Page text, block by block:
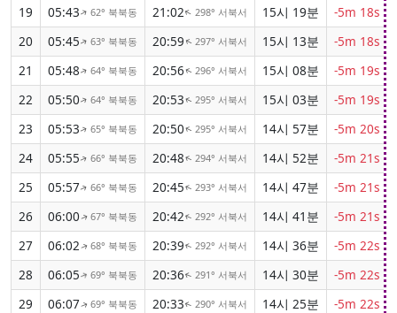
19
05:43↑62° 북북동 21:02↑298° 서북서 15시 19분 -5m 18s
20
05:45↑63° 북북동 20:59↑297° 서북서 15시 13분 -5m 18s
21
05:48↑64° 북북동 20:56↑296° 서북서 15시 08분 -5m 19s
22
05:50↑64° 북북동 20:53↑295° 서북서 15시 03분 -5m 19s
23
05:53↑65° 북북동 20:50↑295° 서북서 14시 57분
-5m 20s
24
05:55↑66° 북북동 20:48↑294° 서북서 14시 52분
-5m 21s
25
05:57↑66° 북북동 20:45↑293° 서북서 14시 47분
-5m 21s
26
06:00↑67° 북북동 20:42↑ 292° 서북서 14시 41분
-5m 21s
27
06:02↑68° 북북동 20:39↑ 292° 서북서 14시 36분
-5m 22s
28
06:05↑69° 북북동 20:36↑ 291° 서북서 14시 30분
-5m 22s
29
06:07↑69° 북북동 20:33↑ 290° 서북서 14시 25분
-5m 22s